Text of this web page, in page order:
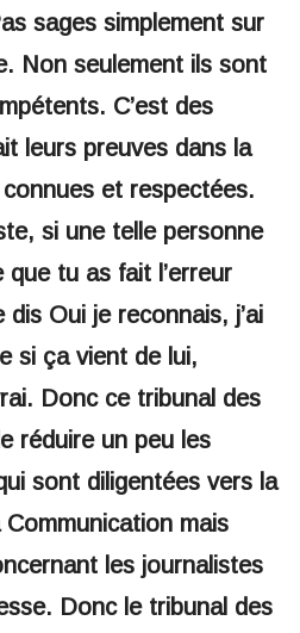
sages simplement sur
Non seulement ils sont
C’est des
leurs preuves dans la
et respectées.
si une telle personne
que tu as fait l’erreur
Oui je reconnais, j’ai
si ça vient de lui,
Donc ce tribunal des
réduire un peu les
sont diligentées vers la
mais
les journalistes
Donc le tribunal des